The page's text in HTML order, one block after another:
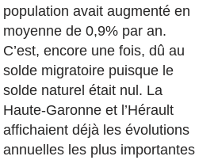
population avait augmenté en
moyenne de 0,9% par an.
C’est, encore une fois, dû au
solde migratoire puisque le
solde naturel était nul. La
Haute-Garonne et l’Hérault
affichaient déjà les évolutions
annuelles les plus importantes